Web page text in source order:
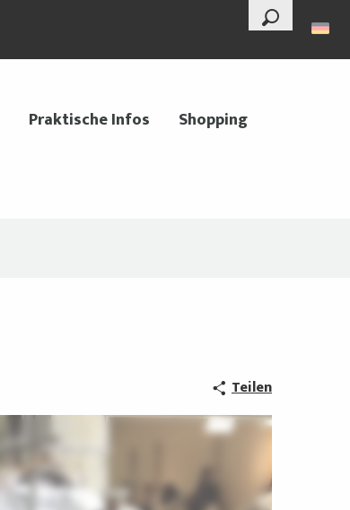
--°
Suche
Praktische Infos Shopping
Teilen